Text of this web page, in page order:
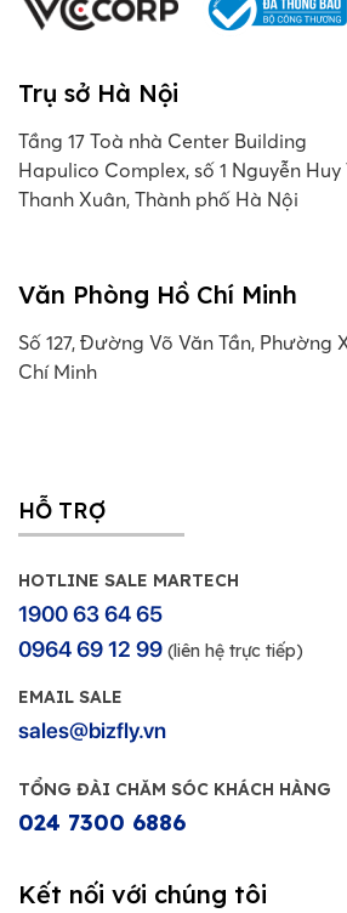
Trụ sở Hà Nội
Tầng 17 Toà nhà Center Building
Hapulico Complex, số 1 Nguyễn
Thanh Xuân, Thành phố Hà Nội
Văn Phòng Hồ Chí Minh
Số 127, Đường Võ Văn Tần, Phường
Chí Minh
HỖ TRỢ
HOTLINE SALE MARTECH
1900 63 64 65
0964 69 12 99 (liên hệ trực tiếp)
EMAIL SALE
sales@bizfly.vn
TỔNG ĐÀI CHĂM SÓC KHÁCH HÀNG
024 7300 6886
Kết nối với chúng tôi